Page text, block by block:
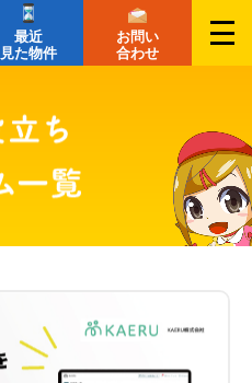
最近
見た物件
お問い
合わせ